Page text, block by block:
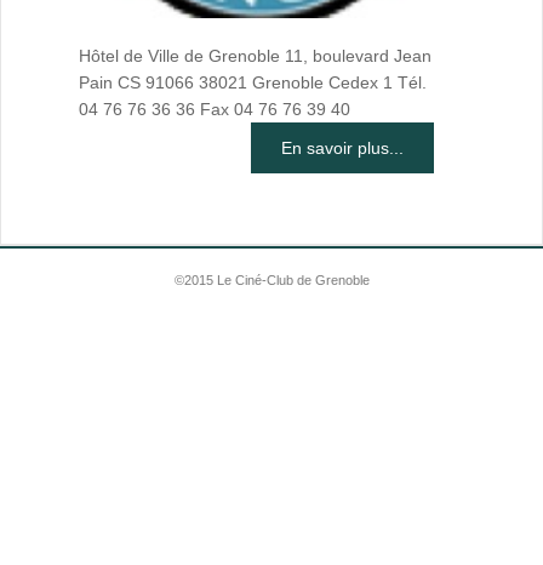
Hôtel de Ville de Grenoble 11, boulevard Jean
Pain CS 91066 38021 Grenoble Cedex 1 Tél.
04 76 76 36 36 Fax 04 76 76 39 40
En savoir plus...
©2015 Le Ciné-Club de Grenoble